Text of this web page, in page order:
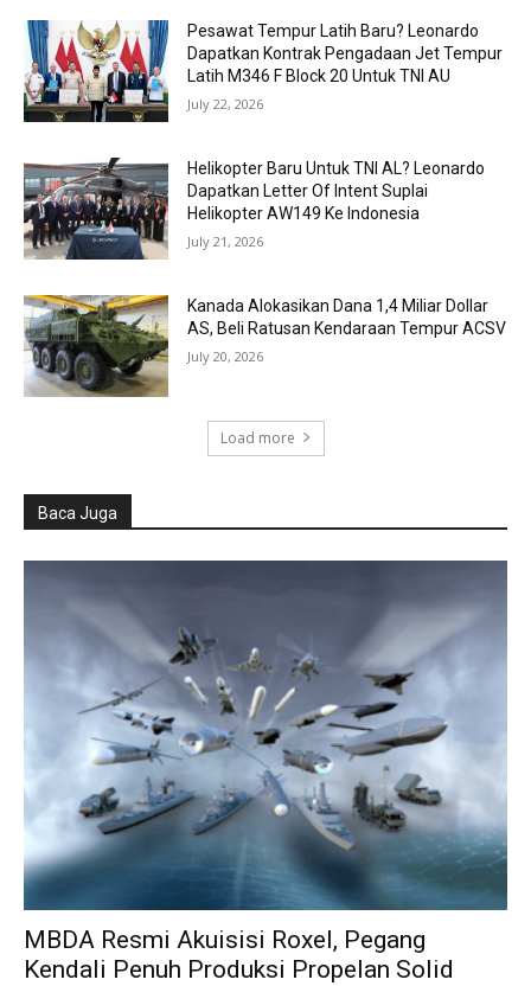
Pesawat Tempur Latih Baru? Leonardo
Dapatkan Kontrak Pengadaan Jet Tempur
Latih M346 F Block 20 Untuk TNI AU
July 22, 2026
Helikopter Baru Untuk TNI AL? Leonardo
Dapatkan Letter Of Intent Suplai
Helikopter AW149 Ke Indonesia
July 21, 2026
Kanada Alokasikan Dana 1,4 Miliar Dollar
AS, Beli Ratusan Kendaraan Tempur ACSV
July 20, 2026
Load more
Baca Juga
MBDA Resmi Akuisisi Roxel, Pegang
Kendali Penuh Produksi Propelan Solid